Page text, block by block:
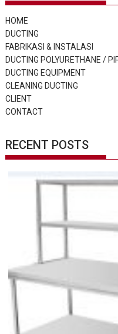
HOME
DUCTING
FABRIKASI & INSTALASI
DUCTING POLYURETHANE /
DUCTING EQUIPMENT
CLEANING DUCTING
CLIENT
CONTACT
RECENT POSTS